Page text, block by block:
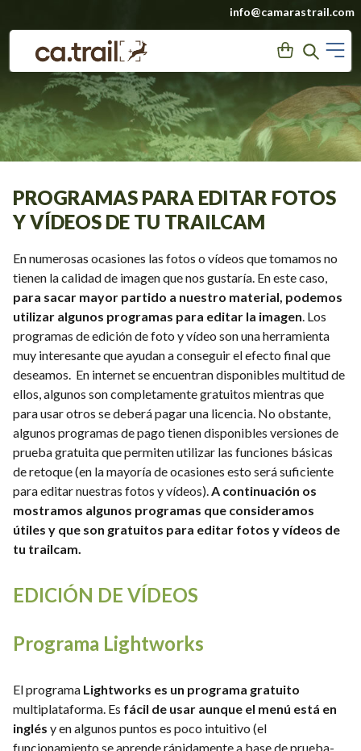
contenido
info@camarastrail.com
User Search
PROGRAMAS PARA EDITAR FOTOS
Y VÍDEOS DE TU TRAILCAM
En numerosas ocasiones las fotos o vídeos que tomamos no
tienen la calidad de imagen que nos gustaría. En este caso,
para sacar mayor partido a nuestro material, podemos
utilizar algunos programas para editar la imagen. Los
programas de edición de foto y vídeo son una herramienta
muy interesante que ayudan a conseguir el efecto final que
deseamos. En internet se encuentran disponibles multitud de
ellos, algunos son completamente gratuitos mientras que
para usar otros se deberá pagar una licencia. No obstante,
algunos programas de pago tienen disponibles versiones de
prueba gratuita que permiten utilizar las funciones básicas
de retoque (en la mayoría de ocasiones esto será suficiente
para editar nuestras fotos y vídeos).A continuación os
mostramos algunos programas que consideramos
útiles y que son gratuitos para editar fotos y vídeos de
tu trailcam.
EDICIÓN DE VÍDEOS
Programa Lightworks
El programa Lightworks es un programa gratuito
multiplataforma. Es fácil de usar aunque el menú está en
inglés y en algunos puntos es poco intuitivo (el
funcionamiento se aprende rápidamente a base de prueba-